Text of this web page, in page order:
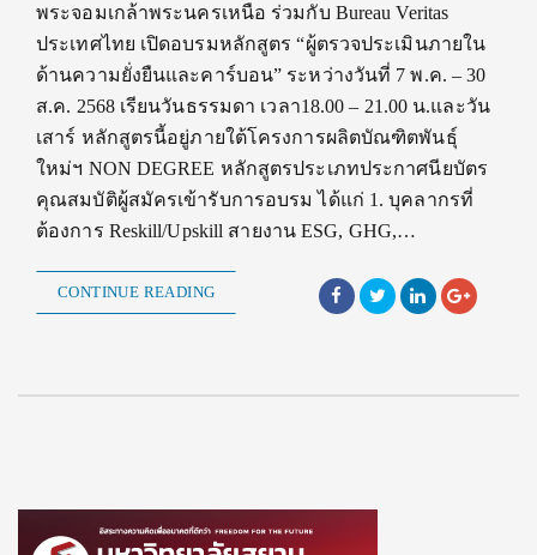
พระจอมเกล้าพระนครเหนือ ร่วมกับ Bureau Veritas
ประเทศไทย เปิดอบรมหลักสูตร “ผู้ตรวจประเมินภายใน
ด้านความยั่งยืนและคาร์บอน” ระหว่างวันที่ 7 พ.ค. – 30
ส.ค. 2568 เรียนวันธรรมดา เวลา18.00 – 21.00 น.และวัน
เสาร์ หลักสูตรนี้อยู่ภายใต้โครงการผลิตบัณฑิตพันธุ์
ใหม่ฯ NON DEGREE หลักสูตรประเภทประกาศนียบัตร
คุณสมบัติผู้สมัครเข้ารับการอบรม ได้แก่ 1. บุคลากรที่
ต้องการ Reskill/Upskill สายงาน ESG, GHG,…
CONTINUE READING